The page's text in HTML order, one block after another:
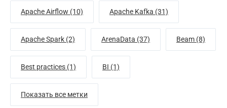
Apache Airflow (10) Apache Kafka (31)
Apache Spark (2) ArenaData (37) Beam (8)
Best practices (1) BI (1)
Показать все метки